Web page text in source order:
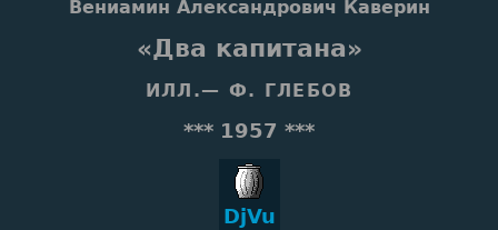
Вениамин Александрович Каверин
«Два капитана»
ИЛЛ.— Ф. ГЛЕБОВ
*** 1957 ***
DjVu